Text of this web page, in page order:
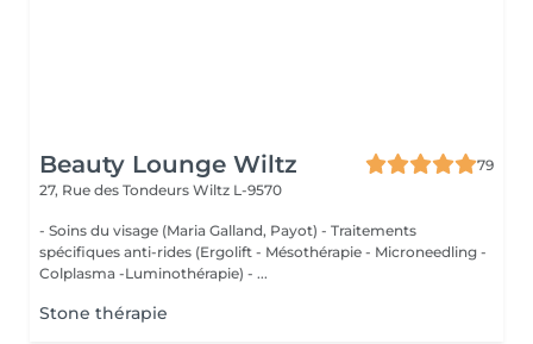
Beauty Lounge Wiltz
79
27, Rue des Tondeurs Wiltz L-9570
- Soins du visage (Maria Galland, Payot) - Traitements
spécifiques anti-rides (Ergolift - Mésothérapie - Microneedling -
Colplasma -Luminothérapie) - ...
Stone thérapie